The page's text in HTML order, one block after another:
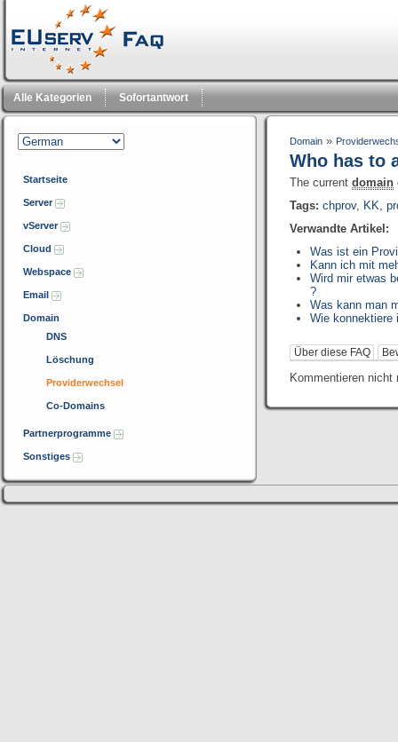
Alle Kategorien Sofortantwort
Startseite
Server
vServer
Cloud
Webspace
Email
Domain
DNS
Löschung
Providerwechsel
Co-Domains
Partnerprogramme
Sonstiges
Domain »
Who has to
The current domain
Tags: chprov, KK,
Verwandte Artikel:
Was ist ein
Kann ich mit
Wird mir etwas
?
Was kann man
Wie konnektiere
Über diese FAQ
Kommentieren nicht